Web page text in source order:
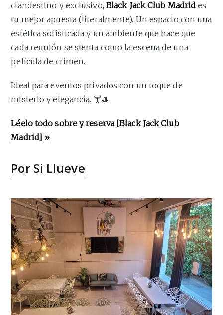
clandestino y exclusivo, Black Jack Club Madrid es
tu mejor apuesta (literalmente). Un espacio con una
estética sofisticada y un ambiente que hace que
cada reunión se sienta como la escena de una
película de crimen.
Ideal para eventos privados con un toque de
misterio y elegancia. 🍸🎩
Léelo todo sobre y reserva [Black Jack Club
Madrid] »
Por Si Llueve